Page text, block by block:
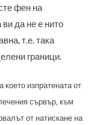
фен на
да не е нито
т.е. така
граници.
което изпратената от
сървър, към
от натискане на